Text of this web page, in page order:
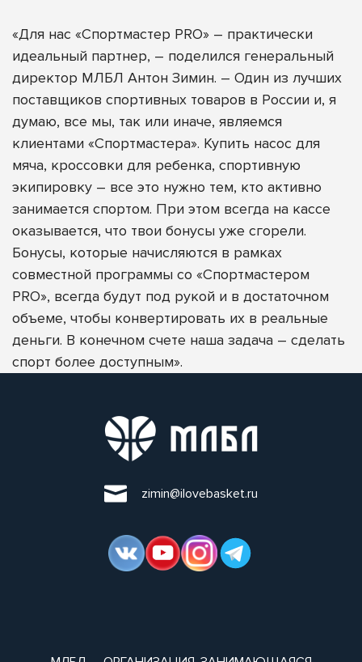
«Для нас «Спортмастер PRO» – практически
идеальный партнер, – поделился генеральный
директор МЛБЛ Антон Зимин. – Один из лучших
поставщиков спортивных товаров в России и, я
думаю, все мы, так или иначе, являемся
клиентами «Спортмастера». Купить насос для
мяча, кроссовки для ребенка, спортивную
экипировку – все это нужно тем, кто активно
занимается спортом. При этом всегда на кассе
оказывается, что твои бонусы уже сгорели.
Бонусы, которые начисляются в рамках
совместной программы со «Спортмастером
PRO», всегда будут под рукой и в достаточном
объеме, чтобы конвертировать их в реальные
деньги. В конечном счете наша задача – сделать
спорт более доступным».
zimin@ilovebasket.ru